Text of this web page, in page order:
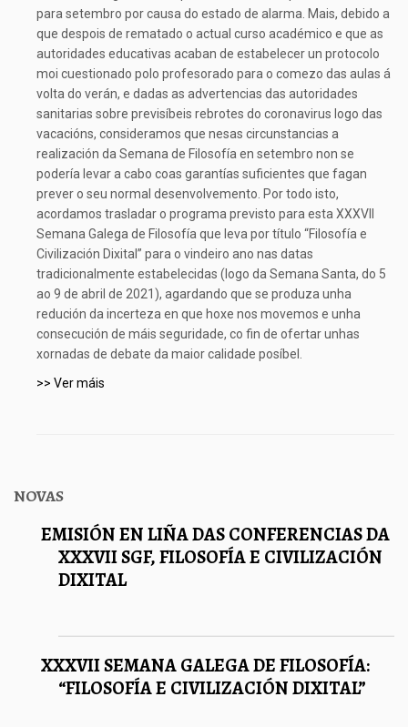
para setembro por causa do estado de alarma. Mais, debido a
que despois de rematado o actual curso académico e que as
autoridades educativas acaban de estabelecer un protocolo
moi cuestionado polo profesorado para o comezo das aulas á
volta do verán, e dadas as advertencias das autoridades
sanitarias sobre previsíbeis rebrotes do coronavirus logo das
vacacións, consideramos que nesas circunstancias a
realización da Semana de Filosofía en setembro non se
podería levar a cabo coas garantías suficientes que fagan
prever o seu normal desenvolvemento. Por todo isto,
acordamos trasladar o programa previsto para esta XXXVII
Semana Galega de Filosofía que leva por título “Filosofía e
Civilización Dixital” para o vindeiro ano nas datas
tradicionalmente estabelecidas (logo da Semana Santa, do 5
ao 9 de abril de 2021), agardando que se produza unha
redución da incerteza en que hoxe nos movemos e unha
consecución de máis seguridade, co fin de ofertar unhas
xornadas de debate da maior calidade posíbel.
>> Ver máis
NOVAS
EMISIÓN EN LIÑA DAS CONFERENCIAS DA
XXXVII SGF, FILOSOFÍA E CIVILIZACIÓN
DIXITAL
XXXVII SEMANA GALEGA DE FILOSOFÍA:
“FILOSOFÍA E CIVILIZACIÓN DIXITAL”